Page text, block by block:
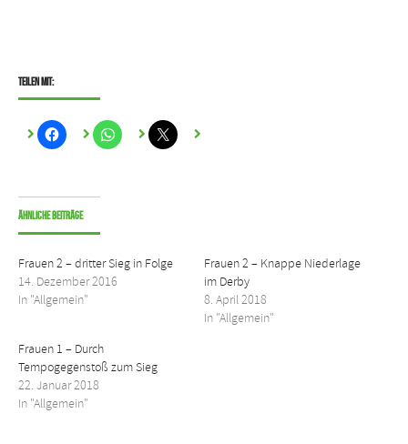
Teilen mit:
Ähnliche Beiträge
Frauen 2 – dritter Sieg in Folge
14. Dezember 2016
In "Allgemein"
Frauen 2 – Knappe Niederlage
im Derby
8. April 2018
In "Allgemein"
Frauen 1 – Durch
Tempogegenstoß zum Sieg
22. Januar 2018
In "Allgemein"